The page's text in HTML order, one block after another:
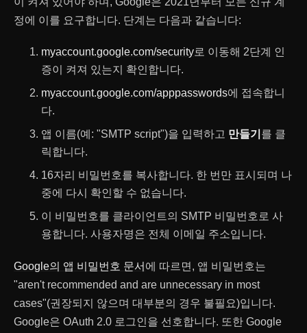
정에 이를 요구합니다. 단계는 다음과 같습니다:
myaccount.google.com/security로 이동해 2단계 인
증이 켜져 있는지 확인합니다.
myaccount.google.com/apppasswords에 접속합니
다.
앱 이름(예: "SMTP script")을 입력하고 만들기 를 클
릭합니다.
16자리 비밀번호를 복사합니다. 한 번만 표시되며 나
중에 다시 확인할 수 없습니다.
이 비밀번호를 클라이언트의 SMTP 비밀번호로 사
용합니다. 사용자명은 전체 이메일 주소입니다.
Google의 앱 비밀번호 문서 에 따르면, 앱 비밀번호는
"aren't recommended and are unnecessary in most
cases"(권장되지 않으며 대부분의 경우 불필요)입니다.
Google은 OAuth 2.0 로그인을 선호합니다. 또한 Google